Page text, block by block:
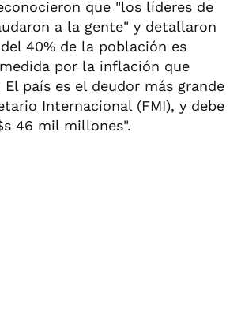
que "los líderes de
a la gente" y detallaron
40% de la población es
por la inflación que
El país es el deudor más grande
Internacional (FMI), y debe
46 mil millones".